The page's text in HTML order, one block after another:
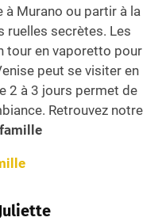
Murano ou partir à la
ruelles secrètes. Les
tour en vaporetto pour
peut se visiter en
2 à 3 jours permet de
Retrouvez notre